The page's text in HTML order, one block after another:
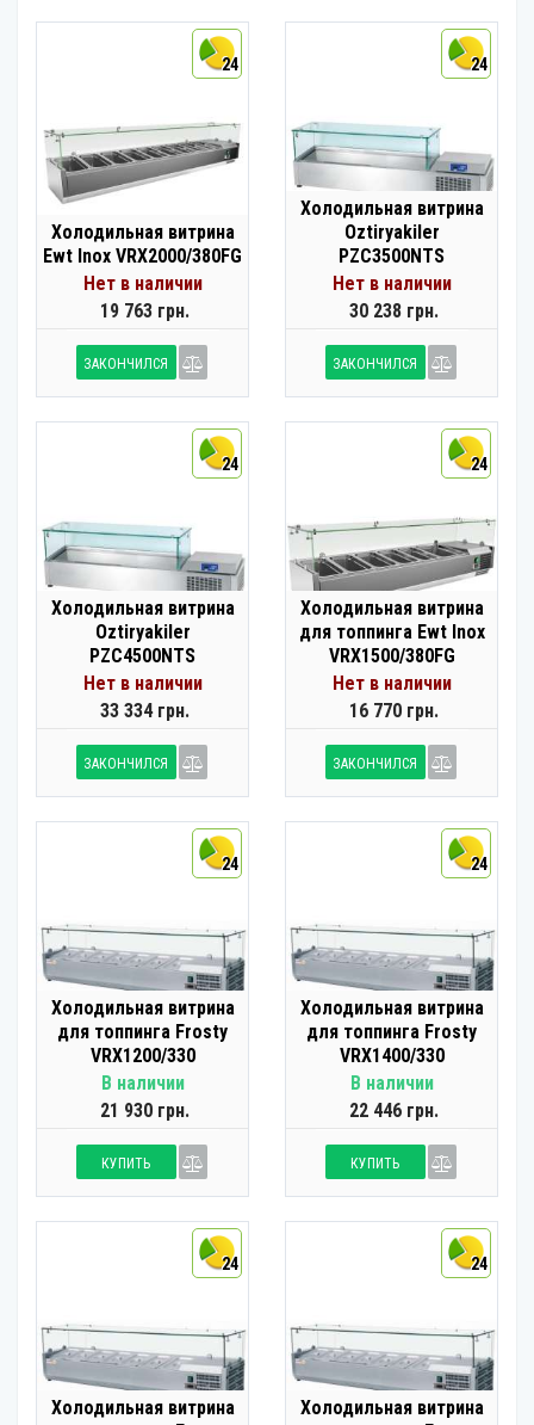
24
Холодильная витрина
Ewt Inox VRX2000/380FG
Нет в наличии
19 763 грн.
ЗАКОНЧИЛСЯ
24
Холодильная витрина
Oztiryakiler
PZC3500NTS
Нет в наличии
30 238 грн.
ЗАКОНЧИЛСЯ
24
Холодильная витрина
Oztiryakiler
PZC4500NTS
Нет в наличии
33 334 грн.
ЗАКОНЧИЛСЯ
24
Холодильная витрина
для топпинга Ewt Inox
VRX1500/380FG
Нет в наличии
16 770 грн.
ЗАКОНЧИЛСЯ
24
Холодильная витрина
для топпинга Frosty
VRX1200/330
В наличии
21 930 грн.
КУПИТЬ
24
Холодильная витрина
для топпинга Frosty
VRX1400/330
В наличии
22 446 грн.
КУПИТЬ
24
Холодильная витрина
24
Холодильная витрина